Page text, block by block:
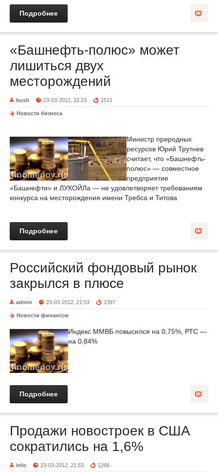
Подробнее
«Башнефть-полюс» может
лишиться двух
месторождений
bush 23-03-2012, 22:23 1511
Новости бизнеса
Министр природных
ресурсов Юрий Трутнев
считает, что «Башнефть-
полюс» — совместное
предприятие
«Башнефти» и ЛУКОЙЛа — не удовлетворяет требованиям
конкурса на месторождения имени Требса и Титова
Подробнее
Российский фондовый рынок
закрылся в плюсе
admin 23-03-2012, 21:53 1397
Новости финансов
Индекс ММВБ повысился на 0,75%, РТС —
на 0,84%
Подробнее
Продажи новостроек в США
сократились на 1,6%
info 23-03-2012, 21:53 1266